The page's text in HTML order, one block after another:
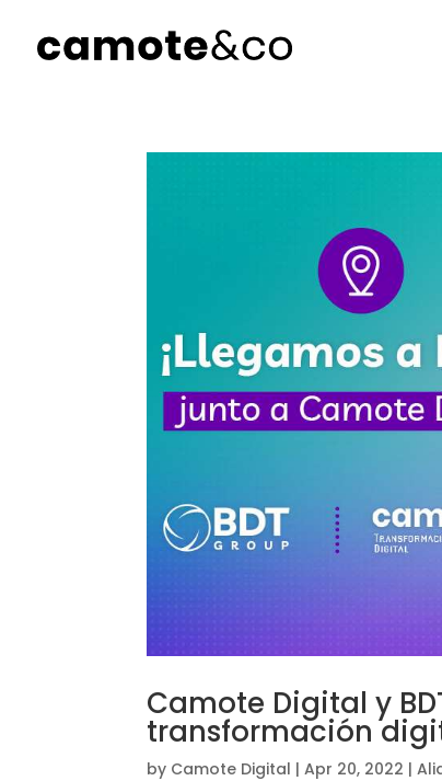
Camote Digital y
transformación
by Camote Digital |Apr 20, 2022 |